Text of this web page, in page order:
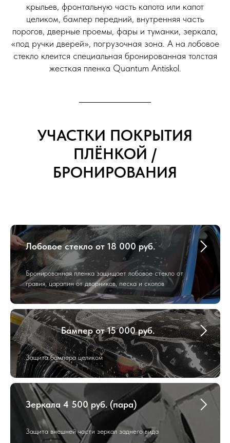
крыльев, фронтальную часть капота или капот
целиком, бампер передний, внутренняя часть
порогов, дверные проемы, фары и туманки, зеркала,
«под ручки дверей», погрузочная зона. А на лобовое
стекло клеится специальная бронированная толстая
жесткая пленка Quantum Antiskol.
УЧАСТКИ ПОКРЫТИЯ
ПЛЁНКОЙ /
БРОНИРОВАНИЯ
Лобовое стекло от 18 000 руб.
Бронированная пленка защищает лобовое стекло от
гравия, царапин от дворников, песка и сколов
Бампер от 15 000 руб.
Защита бампера целиком
Зеркала 4 500 руб. (пара)
Защита внешней части зеркал заднего вида